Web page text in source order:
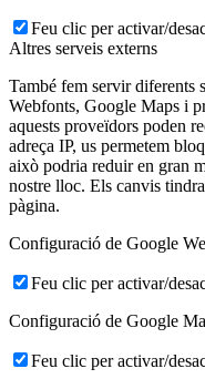
Feu clic per activar/
Altres serveis externs
També fem servir diferents
Webfonts, Google Maps i
aquests proveïdors poden
adreça IP, us permetem
això podria reduir en gran
nostre lloc. Els canvis
pàgina.
Configuració de Google
Feu clic per activar/
Configuració de Google
Feu clic per activar/